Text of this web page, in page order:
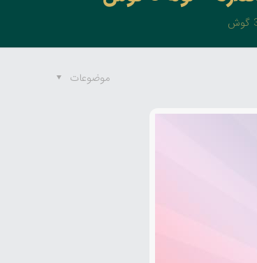
موضوعات